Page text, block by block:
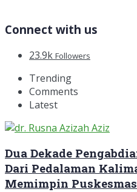
Connect with us
23.9k Followers
Trending
Comments
Latest
Dua Dekade
Dari Pedalaman
Memimpin